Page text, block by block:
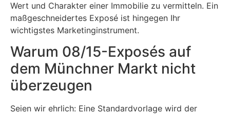
Wert und Charakter einer Immobilie zu vermitteln. Ein
maßgeschneidertes Exposé ist hingegen Ihr
wichtigstes Marketinginstrument.
Warum 08/15-Exposés auf
dem Münchner Markt nicht
überzeugen
Seien wir ehrlich: Eine Standardvorlage wird der